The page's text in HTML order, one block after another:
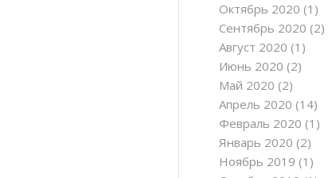
Октябрь 2020 (1)
Сентябрь 2020 (2)
Август 2020 (1)
Июнь 2020 (2)
Май 2020 (2)
Апрель 2020 (14)
Февраль 2020 (1)
Январь 2020 (2)
Ноябрь 2019 (1)